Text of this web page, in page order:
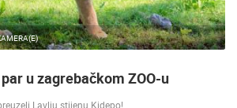
Zagrebu nakon osvojenog
SPLIT 17.07 ]